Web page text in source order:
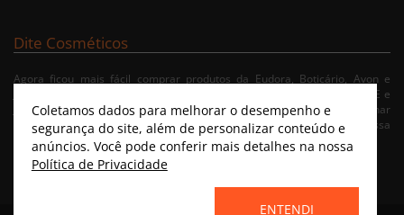
Dite Cosméticos
Agora ficou mais fácil comprar produtos da Eudora, Boticário, Avon e
Jequiti nas cidades de Recife/PE, Olinda/PE, Paulista/PE, Abreu e Lima/PE e
Jaboatão/PE. A nossa loja virtual possibilita ao usuário navegar, selecionar
e fazer pedido de Delivery no conforto da sua residência. Consulte nossa
condições de entrega.
Coletamos dados para melhorar o desempenho e
segurança do site, além de personalizar conteúdo e
anúncios. Você pode conferir mais detalhes na nossa
Política de Privacidade
ENTENDI